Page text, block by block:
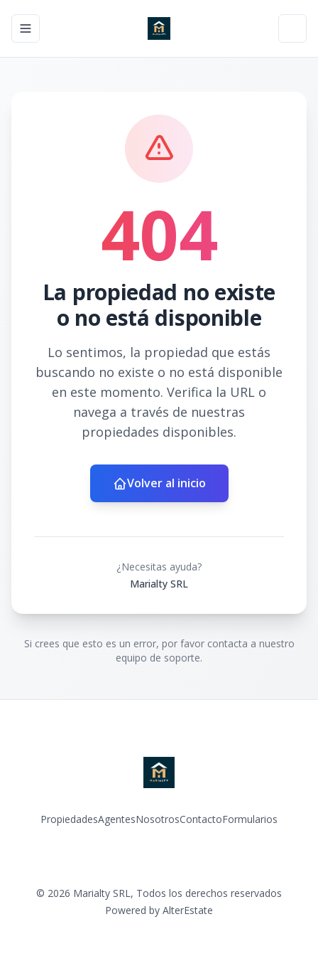
Toggle navigation menu
404
La propiedad no existe
o no está disponible
Lo sentimos, la propiedad que estás
buscando no existe o no está disponible
en este momento. Verifica la URL o
navega a través de nuestras
propiedades disponibles.
Volver al inicio
¿Necesitas ayuda?
Marialty SRL
Si crees que esto es un error, por favor contacta a nuestro
equipo de soporte.
PropiedadesAgentesNosotrosContactoFormularios
© 2026 Marialty SRL, Todos los derechos reservados
Powered by AlterEstate